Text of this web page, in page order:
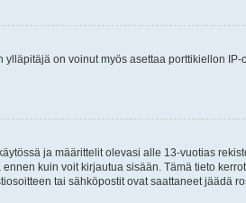
on voinut myös asettaa porttikiellon IP-
ja määrittelit olevasi alle 13-vuotias
kuin voit kirjautua sisään. Tämä tieto
tai sähköpostit ovat saattaneet jäädä